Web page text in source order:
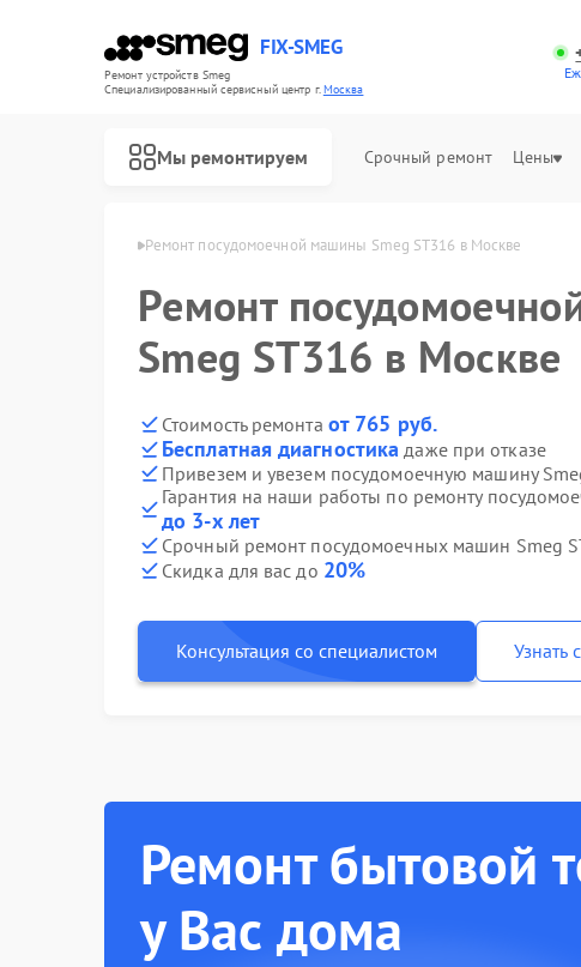
FIX-SMEG
Ремонт устройств Smeg
Специализированный cервисный центр г.Москва
Мы ремонтируем Срочный ремонт Цены
Ремонт посудомоечной машины Smeg ST316 в Москве
Ремонт
Smeg ST316 в Москве
Стоимость ремонта от 765 руб.
Бесплатная диагностика даже при отказе
Привезем и увезем посудомоечную машину
Гарантия на наши работы по ремонту
до 3-х лет
Срочный ремонт посудомоечных машин Smeg
Скидка для вас до 20%
Консультация со специалистом Узнать
Ремонт бытовой
у Вас дома